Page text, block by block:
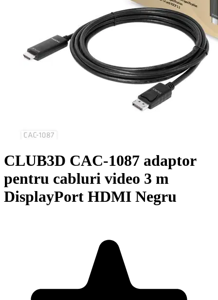
CLUB3D CAC-1087 adaptor
pentru cabluri video 3 m
DisplayPort HDMI Negru